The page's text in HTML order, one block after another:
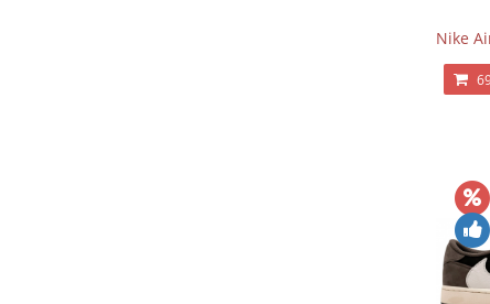
Nike